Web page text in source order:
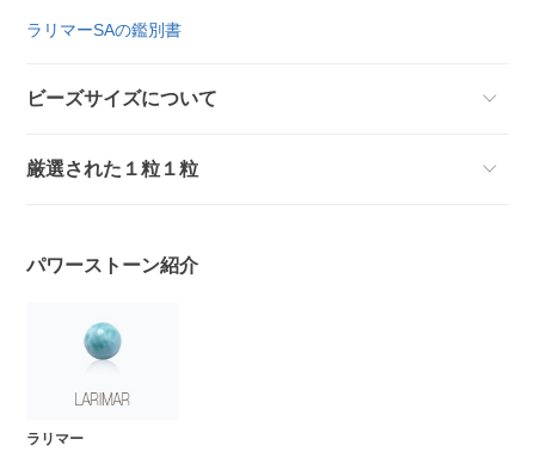
ラリマーSAの鑑別書
ビーズサイズについて
厳選された１粒１粒
パワーストーン紹介
ラリマー